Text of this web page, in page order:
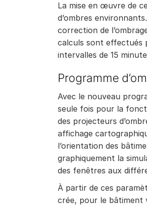
La mise en œuvre de
d’ombres
correction de
calculs sont effectués
intervalles de 15
Programme
Avec le nouveau
seule fois pour la
des projecteurs
affichage
l’orientation des
graphiquement la
des fenêtres aux
À partir de ces
crée, pour le bâtiment